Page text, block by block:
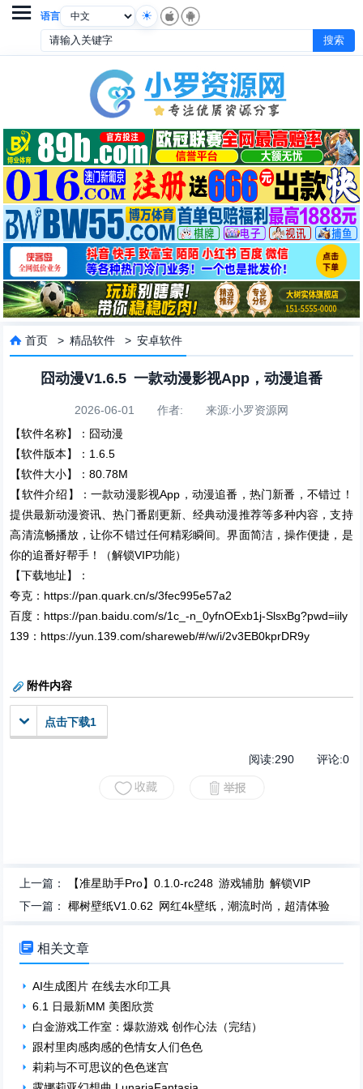
语言

 首页 >精品软件 >安卓软件
囧动漫V1.6.5 一款动漫影视App，动漫追番
2026-06-01 作者: 来源:小罗资源网
【软件名称】：囧动漫
【软件版本】：1.6.5
【软件大小】：80.78M
【软件介绍】：一款动漫影视App，动漫追番，热门新番，不错过！
提供最新动漫资讯、热门番剧更新、经典动漫推荐等多种内容，支持
高清流畅播放，让你不错过任何精彩瞬间。界面简洁，操作便捷，是
你的追番好帮手！（解锁VIP功能）
【下载地址】：
夸克：https://pan.quark.cn/s/3fec995e57a2
百度：https://pan.baidu.com/s/1c_-n_0yfnOExb1j-SlsxBg?pwd=iily
139：https://yun.139.com/shareweb/#/w/i/2v3EB0kprDR9y
附件内容
点击下载1
阅读:290评论:0
上一篇：
【准星助手Pro】0.1.0-rc248 游戏辅肋 解锁VIP
下一篇：椰树壁纸V1.0.62 网红4k壁纸，潮流时尚，超清体验
 相关文章
AI生成图片 在线去水印工具
6.1 日最新MM 美图欣赏
白金游戏工作室：爆款游戏 创作心法（完结）
跟村里肉感肉感的色情女人们色色
莉莉与不可思议的色色迷宫